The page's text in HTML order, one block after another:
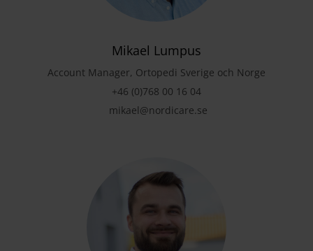
Mikael Lumpus
Account Manager, Ortopedi Sverige och Norge
+46 (0)768 00 16 04
mikael@nordicare.se